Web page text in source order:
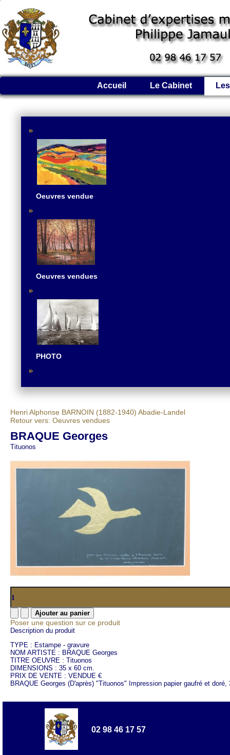
Accueil Le Cabinet
Oeuvres vendue
Oeuvres vendues
PHOTO
Henri Alphonse BARNOIN (1882-1940) Abadie-Landel
Retour vers: Oeuvres vendues
BRAQUE Georges
Tituonos
Poser une question sur ce produit
Description du produit
TYPE : Estampe - gravure
NOM ARTISTE : BRAQUE Georges
TITRE OEUVRE : Tituonos
DIMENSIONS : 35 x 60 cm.
PRIX DE VENTE : VENDUE €
BRAQUE Georges (D'après) "Tituonos" Impression papier gaufré et
02 98 46 17 57